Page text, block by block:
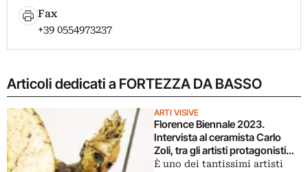
Fax
+39 0554973237
Articoli dedicati a FORTEZZA DA BASSO
ARTI VISIVE
Florence Biennale 2023.
Intervista al ceramista Carlo
Zoli, tra gli artisti protagonisti
della XIV edizione
È uno dei tantissimi artisti